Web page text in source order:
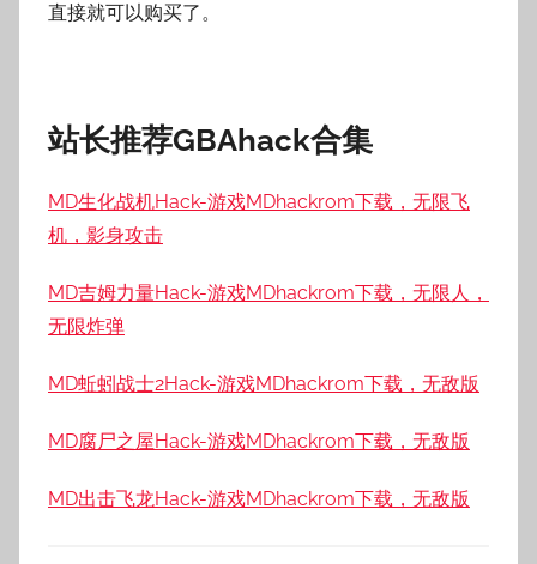
直接就可以购买了。
站长推荐GBAhack合集
MD生化战机Hack-游戏MDhackrom下载，无限飞
机，影身攻击
MD吉姆力量Hack-游戏MDhackrom下载，无限人，
无限炸弹
MD蚯蚓战士2Hack-游戏MDhackrom下载，无敌版
MD腐尸之屋Hack-游戏MDhackrom下载，无敌版
MD出击飞龙Hack-游戏MDhackrom下载，无敌版